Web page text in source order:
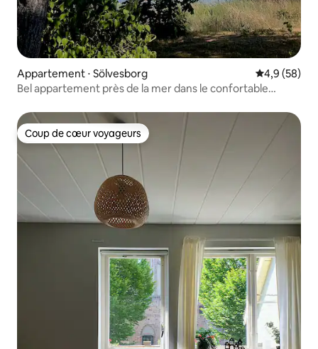
Appartement ⋅ Sölvesborg Évaluation
4,9 (58)
Bel appartement près de la mer dans le confortable
Coup de cœur voyageurs
Coup de cœur voyageurs